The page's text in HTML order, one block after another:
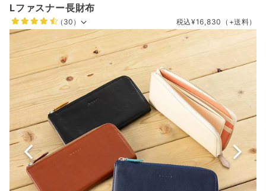
Lファスナー長財布
（30） 税込¥16,830 （+送料）